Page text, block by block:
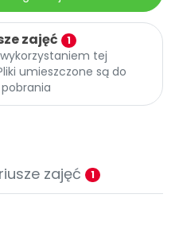
zajęć 1
tej
umieszczone są do
zajęć 1